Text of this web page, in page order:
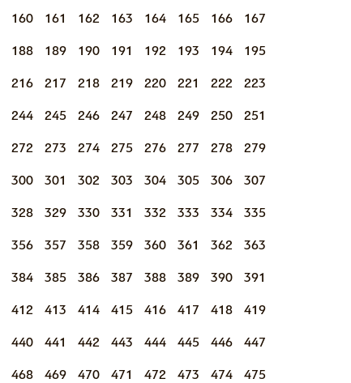
160 161 162 163 164 165 166 167
188 189 190 191 192 193 194 195
216 217 218 219 220 221 222 223
244 245 246 247 248 249 250 251
272 273 274 275 276 277 278 279
300 301 302 303 304 305 306 307
328 329 330 331 332 333 334 335
356 357 358 359 360 361 362 363
384 385 386 387 388 389 390 391
412 413 414 415 416 417 418 419
440 441 442 443 444 445 446 447
468 469 470 471 472 473 474 475